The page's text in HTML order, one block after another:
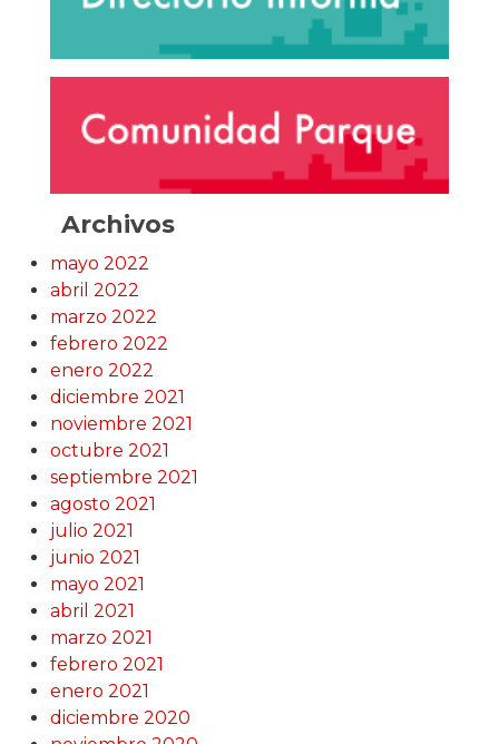
Archivos
mayo 2022
abril 2022
marzo 2022
febrero 2022
enero 2022
diciembre 2021
noviembre 2021
octubre 2021
septiembre 2021
agosto 2021
julio 2021
junio 2021
mayo 2021
abril 2021
marzo 2021
febrero 2021
enero 2021
diciembre 2020